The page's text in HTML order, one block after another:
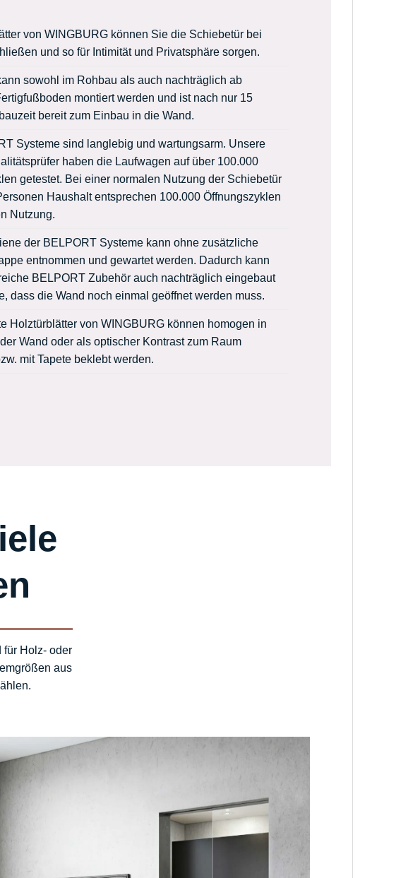
von WINGBURG können Sie die Schiebetür bei
und so für Intimität und Privatsphäre sorgen.
sowohl im Rohbau als auch nachträglich ab
montiert werden und ist nach nur 15
bereit zum Einbau in die Wand.
Systeme sind langlebig und wartungsarm. Unsere
haben die Laufwagen auf über 100.000
getestet. Bei einer normalen Nutzung der Schiebetür
Haushalt entsprechen 100.000 Öffnungszyklen
Nutzung.
der BELPORT Systeme kann ohne zusätzliche
entnommen und gewartet werden. Dadurch kann
BELPORT Zubehör auch nachträglich eingebaut
dass die Wand noch einmal geöffnet werden muss.
Holztürblätter von WINGBURG können homogen in
Wand oder als optischer Kontrast zum Raum
mit Tapete beklebt werden.
für Holz- oder
aus